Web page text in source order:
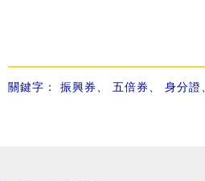
關鍵字： 振興券 五倍券 身分證